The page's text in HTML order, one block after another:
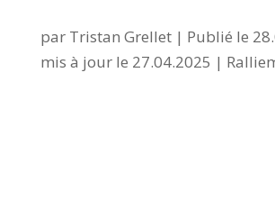
par Tristan Grellet| Publié le
mis à jour le 27.04.2025 |